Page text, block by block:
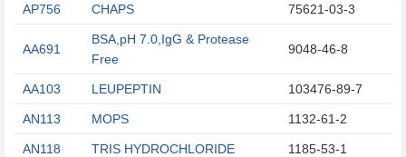
AP756 CHAPS 75621-03-3
AA691
BSA,pH 7.0,IgG & Protease
Free
9048-46-8
AA103 LEUPEPTIN 103476-89-7
AN113 MOPS 1132-61-2
AN118 TRIS HYDROCHLORIDE 1185-53-1